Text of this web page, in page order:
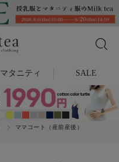
マタニティ SALE
ママコート（産前産後）